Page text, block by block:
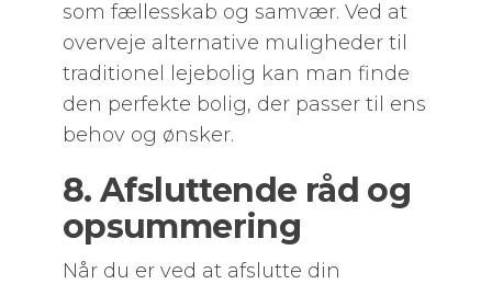
som fællesskab og samvær. Ved at
overveje alternative muligheder til
traditionel lejebolig kan man finde
den perfekte bolig, der passer til ens
behov og ønsker.
8. Afsluttende råd og
opsummering
Når du er ved at afslutte din